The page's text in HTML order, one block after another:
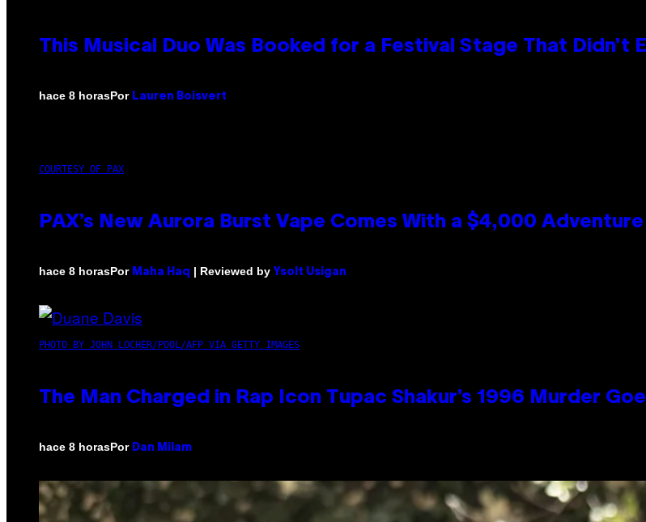
This Musical Duo Was Booked for a Festival Stage That Didn’t
hace 8 horasPor Lauren Boisvert
COURTESY OF PAX
PAX’s New Aurora Burst Vape Comes With a $4,000
hace 8 horasPor Maha Haq | Reviewed by Ysolt Usigan
PHOTO BY JOHN LOCHER/POOL/AFP VIA GETTY IMAGES
The Man Charged in Rap Icon Tupac Shakur’s 1996 Murder
hace 8 horasPor Dan Milam